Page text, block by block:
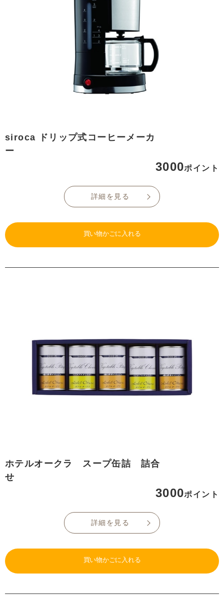
siroca ドリップ式コーヒーメーカ
ー
3000ポイント
詳細を見る
買い物かごに入れる
ホテルオークラ スープ缶詰 詰合
せ
3000ポイント
詳細を見る
買い物かごに入れる